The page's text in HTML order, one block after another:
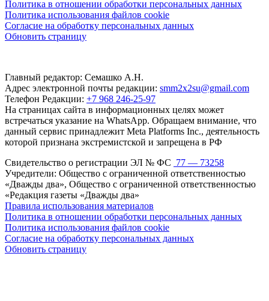
Политика в отношении обработки персональных данных
Политика использования файлов cookie
Согласие на обработку персональных данных
Обновить страницу
Главный редактор: Семашко А.Н.
Адрес электронной почты редакции: smm2x2su@gmail.com
Телефон Редакции: +7 968 246-25-97
На страницах сайта в информационных целях может
встречаться указание на WhatsApp. Обращаем внимание, что
данный сервис принадлежит Meta Platforms Inc., деятельность
которой признана экстремистской и запрещена в РФ
Свидетельство о регистрации ЭЛ № ФС 77 — 73258
Учредители: Общество с ограниченной ответственностью
«Дважды два», Общество с ограниченной ответственностью
«Редакция газеты «Дважды два»
Правила использования материалов
Политика в отношении обработки персональных данных
Политика использования файлов cookie
Согласие на обработку персональных данных
Обновить страницу